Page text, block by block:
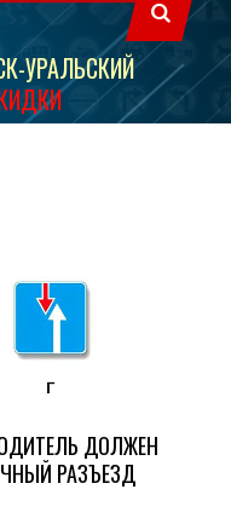
УРАЛЬСКИЙ
ДОЛЖЕН
РАЗЪЕЗД